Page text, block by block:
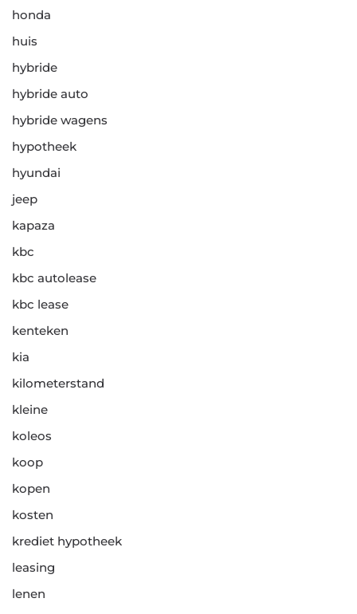
honda
huis
hybride
hybride auto
hybride wagens
hypotheek
hyundai
jeep
kapaza
kbc
kbc autolease
kbc lease
kenteken
kia
kilometerstand
kleine
koleos
koop
kopen
kosten
krediet hypotheek
leasing
lenen